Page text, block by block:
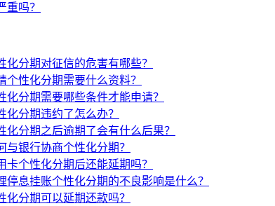
重吗？
分期对征信的危害有哪些？
性化分期需要什么资料？
分期需要哪些条件才能申请？
分期违约了怎么办？
分期之后逾期了会有什么后果？
银行协商个性化分期？
个性化分期后还能延期吗？
息挂账个性化分期的不良影响是什么？
分期可以延期还款吗？